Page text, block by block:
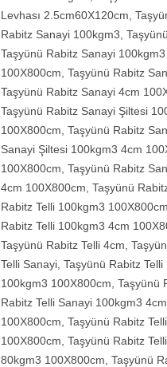
Levhası 2.5cm60X120cm
Rabitz Sanayi 100kgm3
Taşyünü Rabitz Sanayi
100X800cm Taşyünü Rabitz
Taşyünü Rabitz Sanayi 4cm
Taşyünü Rabitz Sanayi Şiltesi
100X800cm Taşyünü Rabitz
Sanayi Şiltesi 100kgm3 4cm
100X800cm Taşyünü Rabitz
4cm 100X800cm Taşyünü
Rabitz Telli 100kgm3 100X800cm
Rabitz Telli 100kgm3 4cm
Taşyünü Rabitz Telli 4cm
Telli Sanayi, Taşyünü Rabitz
100kgm3 100X800cm Taşyünü
Rabitz Telli Sanayi 100kgm3
100X800cm Taşyünü Rabitz
100X800cm Taşyünü Rabitz
80kgm3 100X800cm Taşyünü